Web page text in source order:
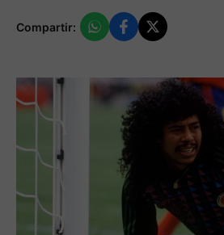
Compartir: